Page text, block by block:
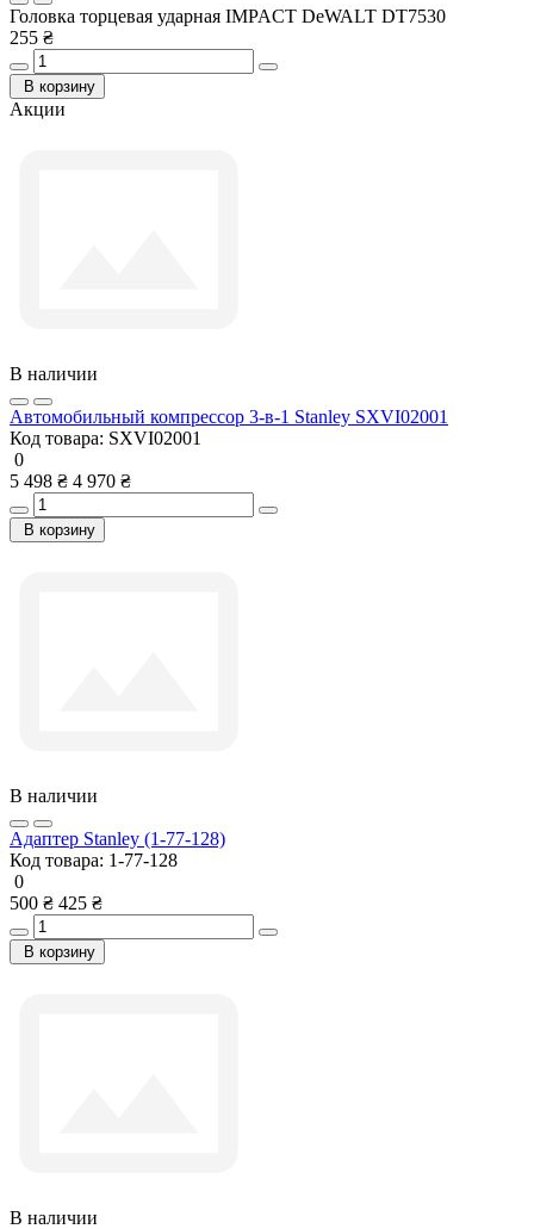
Головка торцевая ударная IMPACT DeWALT DT7530
255 ₴
В корзину
Акции
В наличии
Автомобильный компрессор 3-в-1 Stanley SXVI02001
Код товара: SXVI02001
0
5 498 ₴ 4 970 ₴
В корзину
В наличии
Адаптер Stanley (1-77-128)
Код товара: 1-77-128
0
500 ₴ 425 ₴
В корзину
В наличии